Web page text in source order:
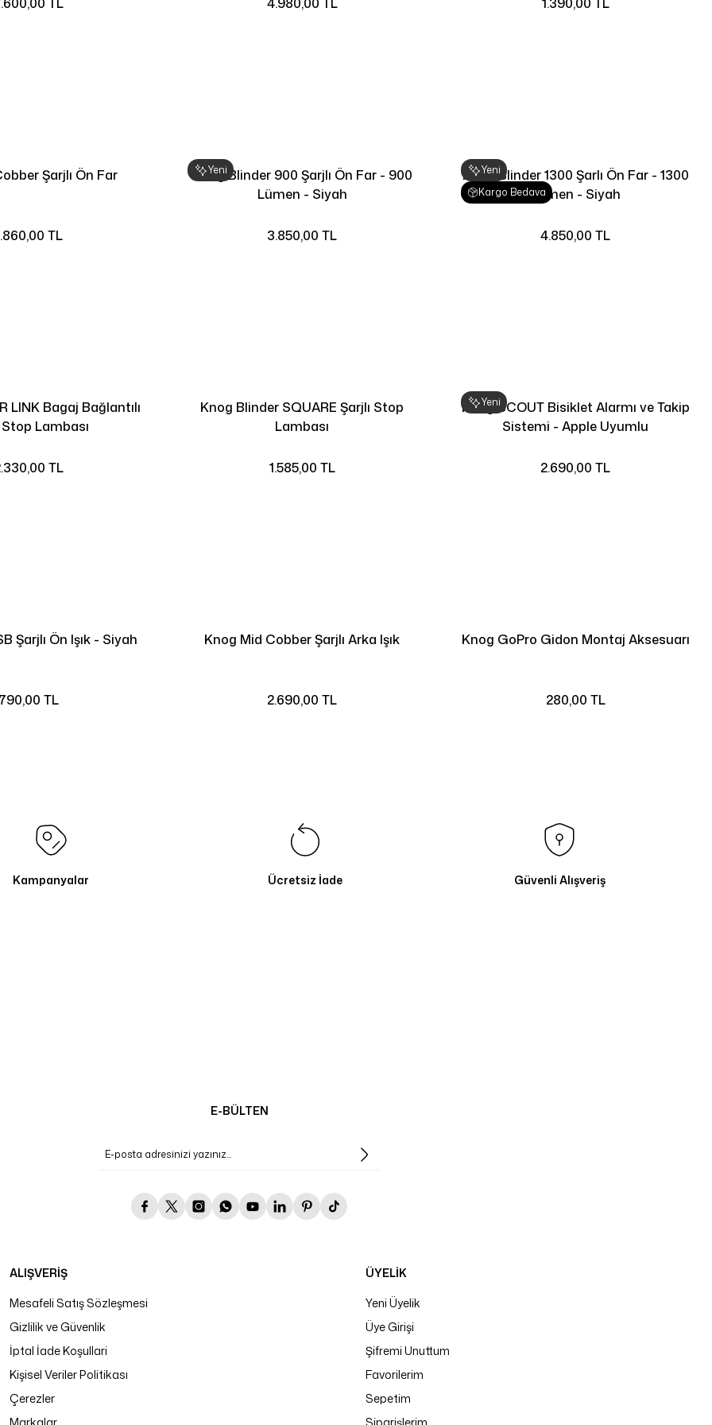
Şarjlı Ön Far
TL
Yeni
Knog Blinder 900 Şarjlı Ön Far - 900
Lümen - Siyah
3.850,00 TL
Yeni
Kargo Bedava
Knog Blinder 1300 Şarlı Ön Far - 1300
Lümen - Siyah
4.850,00 TL
LINK Bagaj Bağlantılı
Stop Lambası
TL
Knog Blinder SQUARE Şarjlı Stop
Lambası
1.585,00 TL
Yeni
Knog SCOUT Bisiklet Alarmı ve Takip
Sistemi - Apple Uyumlu
2.690,00 TL
Şarjlı Ön Işık - Siyah
790,00 TL
Knog Mid Cobber Şarjlı Arka Işık
2.690,00 TL
Knog GoPro Gidon Montaj Aksesuarı
280,00 TL
Kampanyalar Ücretsiz İade Güvenli Alışveriş
E-BÜLTEN
ALIŞVERİŞ
Mesafeli Satış Sözleşmesi
Gizlilik ve Güvenlik
İptal İade Koşullari
Kişisel Veriler Politikası
Çerezler
ÜYELİK
Yeni Üyelik
Üye Girişi
Şifremi Unuttum
Favorilerim
Sepetim